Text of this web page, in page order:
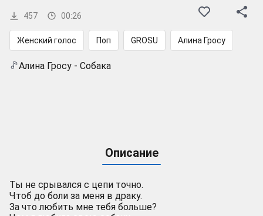
457 00:26
Женский голос Поп GROSU Алина Гросу
Алина Гросу - Собака
Описание
Ты не срывался с цепи точно.
Чтоб до боли за меня в драку.
За что любить мне тебя больше?